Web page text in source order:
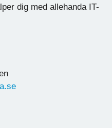
dig med allehanda IT-